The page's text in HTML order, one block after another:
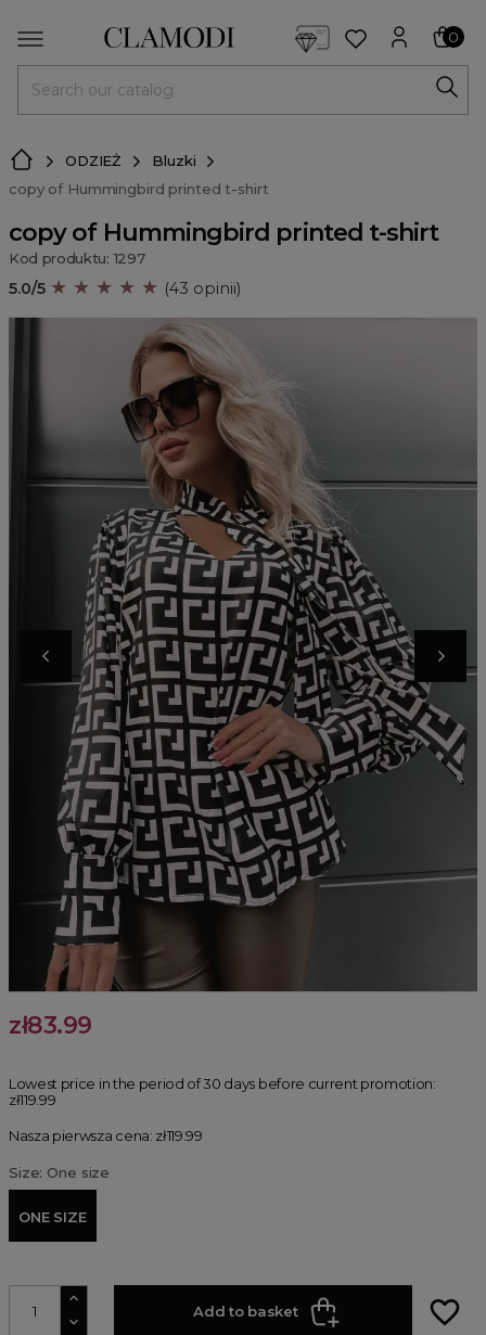
0
ODZIEŻ
Bluzki
copy of Hummingbird printed t-shirt
copy of Hummingbird printed t-shirt
Kod produktu: 1297
5.0/5 ★ ★ ★ ★ ★ (43 opinii)
zł83.99
Lowest price in the period of 30 days before current promotion:
zł119.99
Nasza pierwsza cena: zł119.99
Size: One size
ONE SIZE
Add to basket favorite_border